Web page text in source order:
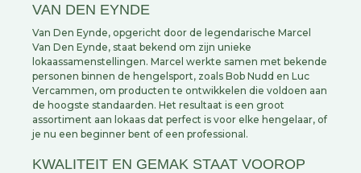
VAN DEN EYNDE
Van Den Eynde, opgericht door de legendarische Marcel
Van Den Eynde, staat bekend om zijn unieke
lokaassamenstellingen. Marcel werkte samen met bekende
personen binnen de hengelsport, zoals Bob Nudd en Luc
Vercammen, om producten te ontwikkelen die voldoen aan
de hoogste standaarden. Het resultaat is een groot
assortiment aan lokaas dat perfect is voor elke hengelaar, of
je nu een beginner bent of een professional.
KWALITEIT EN GEMAK STAAT VOOROP